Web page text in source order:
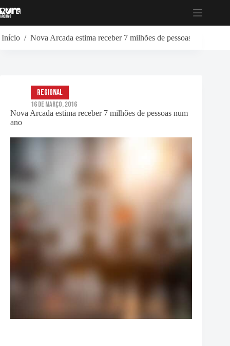
para
Início / Nova Arcada estima receber 7 milhões de pessoas num ano
Nova Arcada estima receber 7 milhões de pessoas num
ano
Regional
16 de Março, 2016